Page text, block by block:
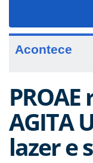
Acontece
AGITA
lazer e